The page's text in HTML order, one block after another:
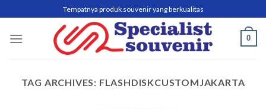
to
content
Tempatnya produk souvenir yang berkualitas
0
TAG ARCHIVES: FLASHDISKCUSTOMJAKARTA